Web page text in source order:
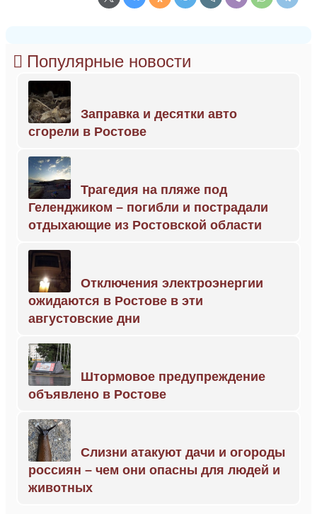
Популярные новости
Заправка и десятки авто
сгорели в Ростове
Трагедия на пляже под
Геленджиком – погибли и пострадали
отдыхающие из Ростовской области
Отключения электроэнергии
ожидаются в Ростове в эти
августовские дни
Штормовое предупреждение
объявлено в Ростове
Слизни атакуют дачи и огороды
россиян – чем они опасны для людей и
животных